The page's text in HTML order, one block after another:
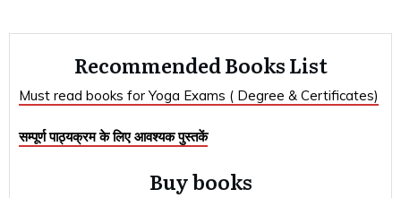
Recommended Books List
Must read books for Yoga Exams ( Degree & Certificates)
सम्पूर्ण पाठ्यक्रम के लिए आवश्यक पुस्तकें
Buy books